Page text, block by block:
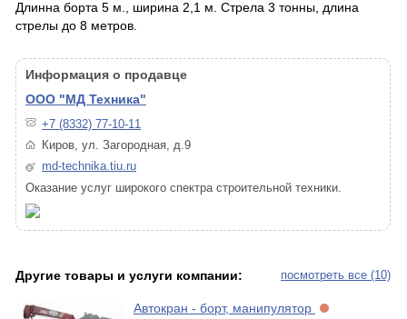
Длинна борта 5 м., ширина 2,1 м. Стрела 3 тонны, длина
стрелы до 8 метров.
Информация о продавце
ООО "МД Техника"
+7 (8332) 77-10-11
Киров, ул. Загородная, д.9
md-technika.tiu.ru
Оказание услуг широкого спектра строительной техники.
посмотреть все (10)
Другие товары и услуги компании:
Автокран - борт, манипулятор